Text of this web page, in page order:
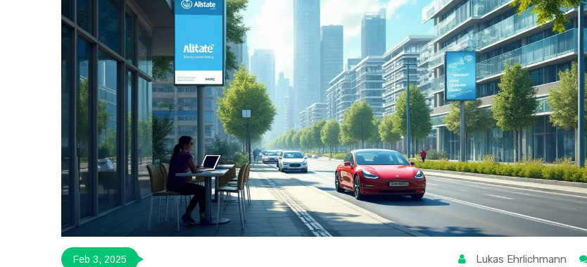
Feb 3, 2025 Lukas Ehrlichmann